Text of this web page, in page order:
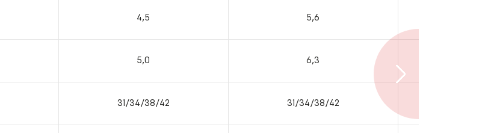
4,5
5,0
31/34/38/42
5,6
6,3
31/34/38/42